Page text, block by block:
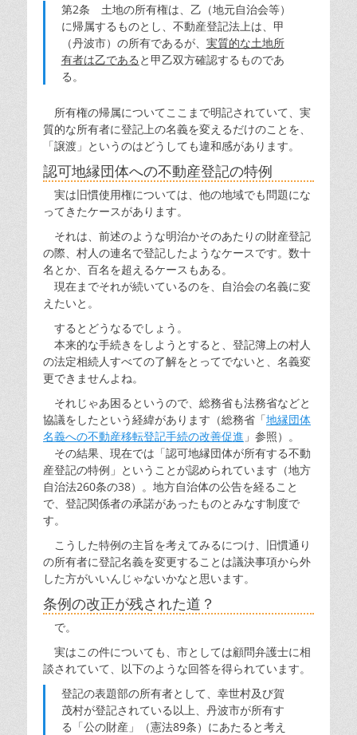
第2条 土地の所有権は、乙（地元自治会等）
に帰属するものとし、不動産登記法上は、甲
（丹波市）の所有であるが、 実質的な土地所
有者は乙である と甲乙双方確認するものであ
る。
所有権の帰属についてここまで明記されていて、実
質的な所有者に登記上の名義を変えるだけのことを、
「譲渡」というのはどうしても違和感があります。
認可地縁団体への不動産登記の特例
実は旧慣使用権については、他の地域でも問題にな
ってきたケースがあります。
それは、前述のような明治かそのあたりの財産登記
の際、村人の連名で登記したようなケースです。数十
名とか、百名を超えるケースもある。
現在までそれが続いているのを、自治会の名義に変
えたいと。
するとどうなるでしょう。
本来的な手続きをしようとすると、登記簿上の村人
の法定相続人すべての了解をとってでないと、名義変
更できませんよね。
それじゃあ困るというので、総務省も法務省などと
協議をしたという経緯があります（総務省「地縁団体
名義への不動産移転登記手続の改善促進 」参照）。
その結果、現在では「認可地縁団体が所有する不動
産登記の特例」ということが認められています（地方
自治法260条の38）。地方自治体の公告を経ること
で、登記関係者の承諾があったものとみなす制度で
す。
こうした特例の主旨を考えてみるにつけ、旧慣通り
の所有者に登記名義を変更することは議決事項から外
した方がいいんじゃないかなと思います。
条例の改正が残された道？
で。
実はこの件についても、市としては顧問弁護士に相
談されていて、以下のような回答を得られています。
登記の表題部の所有者として、幸世村及び賀
茂村が登記されている以上、丹波市が所有す
る「公の財産」（憲法89条）にあたると考え